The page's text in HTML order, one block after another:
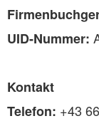
UID-Nummer:
Kontakt
Telefon: +43